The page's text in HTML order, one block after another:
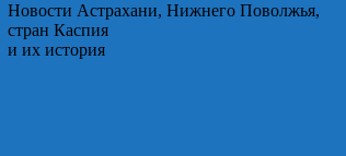
Новости Астрахани, Нижнего Поволжья,
стран Каспия
и их история